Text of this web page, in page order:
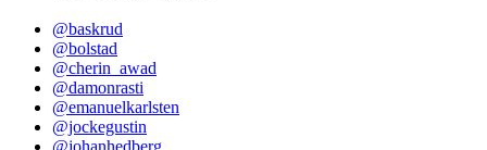
@baskrud
@bolstad
@cherin_awad
@damonrasti
@emanuelkarlsten
@jockegustin